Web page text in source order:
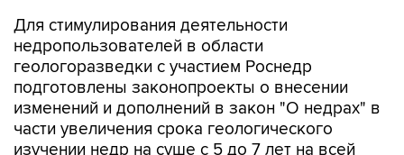
Для стимулирования деятельности
недропользователей в области
геологоразведки с участием Роснедр
подготовлены законопроекты о внесении
изменений и дополнений в закон "О недрах" в
части увеличения срока геологического
изучении недр на суше с 5 до 7 лет на всей